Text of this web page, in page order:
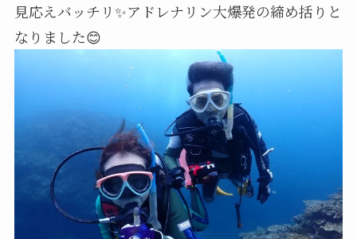
見応えバッチリ✨アドレナリン大爆発の締め括りと
なりました😊